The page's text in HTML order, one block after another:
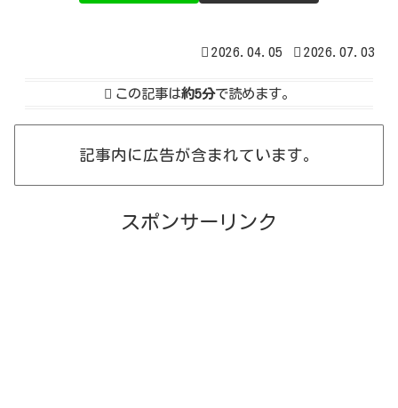
2026.04.05 2026.07.03
この記事は約5分で読めます。
記事内に広告が含まれています。
スポンサーリンク